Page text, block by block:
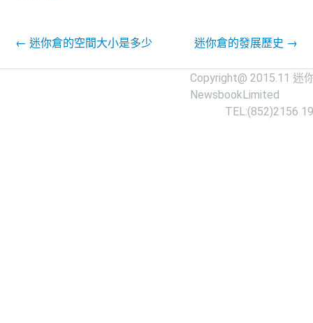
Post navigation
← 迷你倉的空間大小是多少 迷你倉的發展歷史 →
Copyright@ 2015.11迷
NewsbookLimited
TEL:(852)2156